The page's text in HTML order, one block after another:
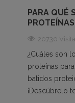
PARA QUÉ
PROTEÍNAS
20730
¿Cuáles son
proteínas
batidos
¡Descúbrelo